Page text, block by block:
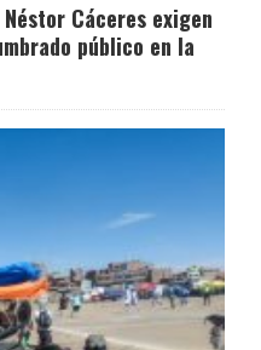
Cáceres exigen
público en la